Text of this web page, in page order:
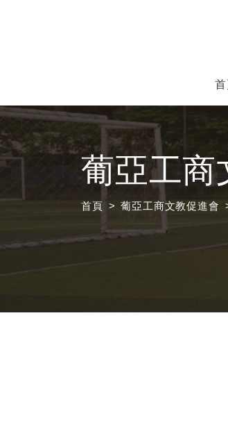
葡亞工商
首頁 葡亞工商文教促進會